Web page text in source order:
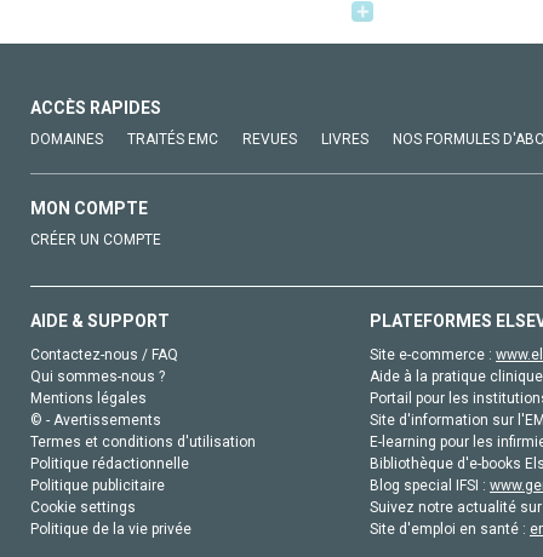
ACCÈS RAPIDES
DOMAINES TRAITÉS EMC REVUES LIVRES NOS FORMULES
MON COMPTE
CRÉER UN COMPTE
AIDE & SUPPORT
Contactez-nous / FAQ
Qui sommes-nous ?
Mentions légales
© - Avertissements
Termes et conditions d'utilisation
Politique rédactionnelle
Politique publicitaire
Cookie settings
Politique de la vie privée
PLATEFORMES
Site e-commerce :
Aide à la pratique
Portail pour les
Site d'information sur
E-learning pour les
Bibliothèque d'e-books
Blog special IFSI :
Suivez notre actualité
Site d'emploi en santé :